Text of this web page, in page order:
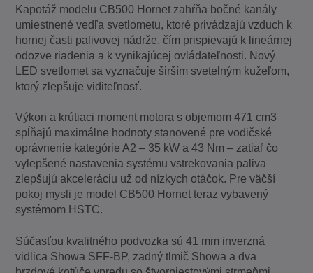
Kapotáž modelu CB500 Hornet zahŕňa bočné kanály
umiestnené vedľa svetlometu, ktoré privádzajú vzduch k
hornej časti palivovej nádrže, čím prispievajú k lineárnej
odozve riadenia a k vynikajúcej ovládateľnosti. Nový
LED svetlomet sa vyznačuje širším svetelným kužeľom,
ktorý zlepšuje viditeľnosť.
Výkon a krútiaci moment motora s objemom 471 cm3
spĺňajú maximálne hodnoty stanovené pre vodičské
oprávnenie kategórie A2 – 35 kW a 43 Nm – zatiaľ čo
vylepšené nastavenia systému vstrekovania paliva
zlepšujú akceleráciu už od nízkych otáčok. Pre väčší
pokoj mysli je model CB500 Hornet teraz vybavený
systémom HSTC.
Súčasťou kvalitného podvozka sú 41 mm inverzná
vidlica Showa SFF-BP, zadný tlmič Showa a dva